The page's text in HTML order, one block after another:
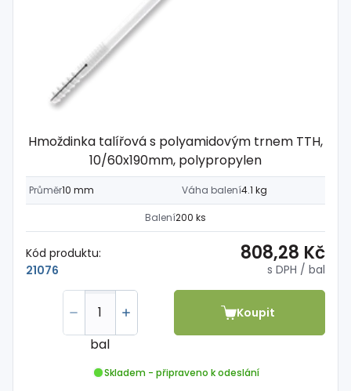
Hmoždinka talířová s polyamidovým trnem TTH,
10/60x190mm, polypropylen
Průměr10 mm Váha balení4.1 kg
Balení200 ks
Kód produktu:
21076
808,28 Kč
s DPH / bal
bal
Koupit
Skladem - připraveno k odeslání